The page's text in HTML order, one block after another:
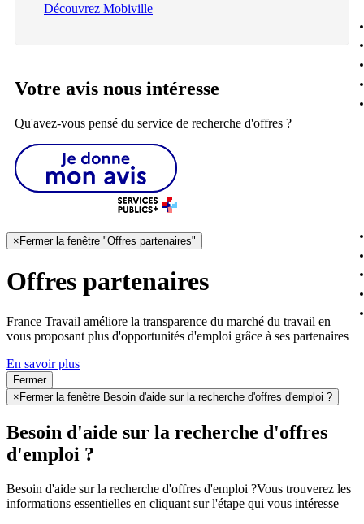
Découvrez Mobiville
Votre avis nous intéresse
Qu'avez-vous pensé du service de recherche d'offres ?
× Fermer la fenêtre "Offres partenaires"
Offres partenaires
France Travail améliore la transparence du marché du travail en
vous proposant plus d'opportunités d'emploi grâce à ses partenaires
En savoir plus
Fermer
× Fermer la fenêtre Besoin d'aide sur la recherche d'offres d'emploi ?
Besoin d'aide sur la recherche d'offres
d'emploi ?
Besoin d'aide sur la recherche d'offres d'emploi ?Vous trouverez les
informations essentielles en cliquant sur l'étape qui vous intéresse